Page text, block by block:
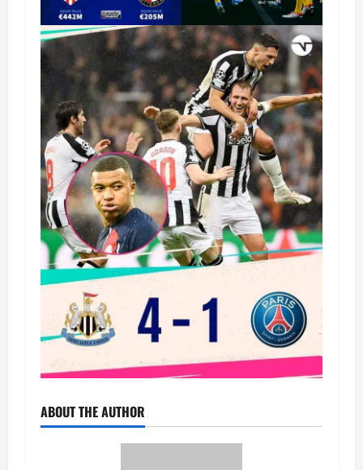
ABOUT THE AUTHOR